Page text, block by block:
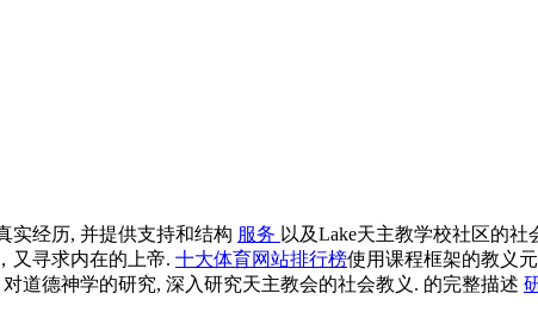
实经历, 并提供支持和结构 服务 以及Lake天主教学校社区的
又寻求内在的上帝. 十大体育网站排行榜使用课程框架的教义
道德神学的研究, 深入研究天主教会的社会教义. 的完整描述